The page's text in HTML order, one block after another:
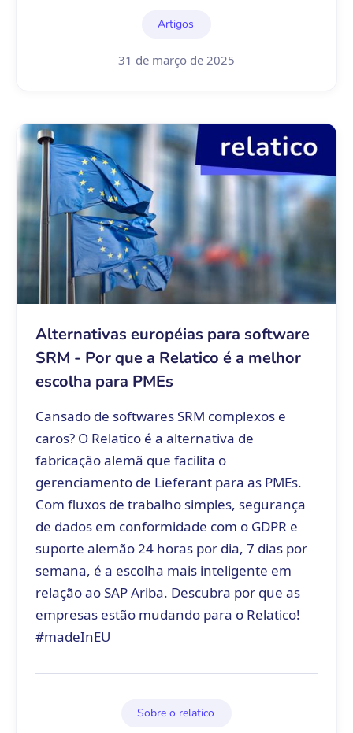
Artigos
31 de março de 2025
Alternativas européias para software
SRM - Por que a Relatico é a melhor
escolha para PMEs
Cansado de softwares SRM complexos e
caros? O Relatico é a alternativa de
fabricação alemã que facilita o
gerenciamento de Lieferant para as PMEs.
Com fluxos de trabalho simples, segurança
de dados em conformidade com o GDPR e
suporte alemão 24 horas por dia, 7 dias por
semana, é a escolha mais inteligente em
relação ao SAP Ariba. Descubra por que as
empresas estão mudando para o Relatico!
#madeInEU
Sobre o relatico